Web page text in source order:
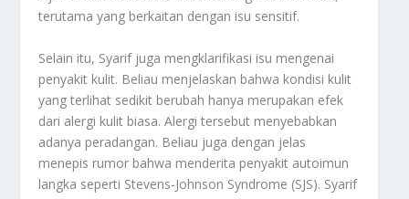
terutama yang berkaitan dengan isu sensitif.
Selain itu, Syarif juga mengklarifikasi isu mengenai
penyakit kulit. Beliau menjelaskan bahwa kondisi kulit
yang terlihat sedikit berubah hanya merupakan efek
dari alergi kulit biasa. Alergi tersebut menyebabkan
adanya peradangan. Beliau juga dengan jelas
menepis rumor bahwa menderita penyakit autoimun
langka seperti Stevens-Johnson Syndrome (SJS). Syarif